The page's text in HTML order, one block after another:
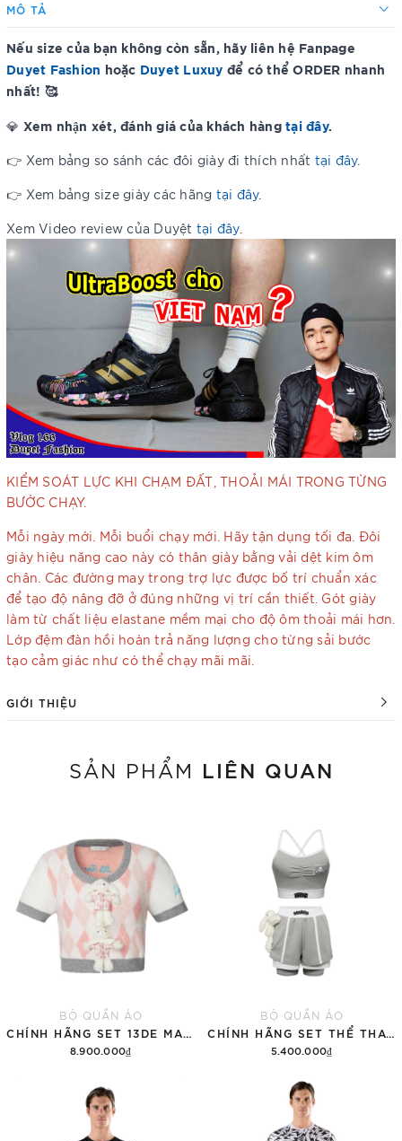
MÔ TẢ
Nếu size của bạn không còn sẵn, hãy liên hệ Fanpage
Duyet Fashion hoặc Duyet Luxuy để có thể ORDER nhanh
nhất! 🥰
💎 Xem nhận xét, đánh giá của khách hàng tại đây.
👉 Xem bảng so sánh các đôi giày đi thích nhất tại đây.
👉 Xem bảng size giày các hãng tại đây.
Xem Video review của Duyệt tại đây.
KIỂM SOÁT LỰC KHI CHẠM ĐẤT, THOẢI MÁI TRONG TỪNG
BƯỚC CHẠY.
Mỗi ngày mới. Mỗi buổi chạy mới. Hãy tận dụng tối đa. Đôi
giày hiệu năng cao này có thân giày bằng vải dệt kim ôm
chân. Các đường may trong trợ lực được bố trí chuẩn xác
để tạo độ nâng đỡ ở đúng những vị trí cần thiết. Gót giày
làm từ chất liệu elastane mềm mại cho độ ôm thoải mái hơn.
Lớp đệm đàn hồi hoàn trả năng lượng cho từng sải bước
tạo cảm giác như có thể chạy mãi mãi.
GIỚI THIỆU
SẢN PHẨM LIÊN QUAN
BỘ QUẦN ÁO
8.900.000₫
BỘ QUẦN ÁO
5.400.000₫
Thêm vào giỏ hàng